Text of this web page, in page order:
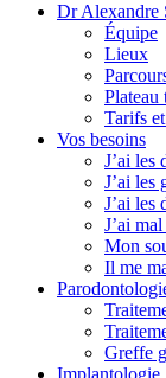
Dr Alexandre
Équipe
Lieux
Plateau
Tarifs
Vos besoins
J’ai les
J’ai les
J’ai les
J’ai
Mon
Il me
Greffe
Implantologie